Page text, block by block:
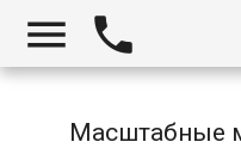
 
Масштабные